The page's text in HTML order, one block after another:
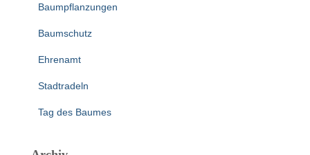
Baumpflanzungen
Baumschutz
Ehrenamt
Stadtradeln
Tag des Baumes